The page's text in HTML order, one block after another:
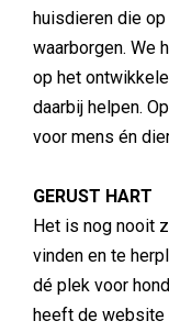
huisdieren die
waarborgen. We
op het
daarbij helpen.
voor mens én
GERUST HART
Het is nog nooit
vinden en te
dé plek voor
heeft de website